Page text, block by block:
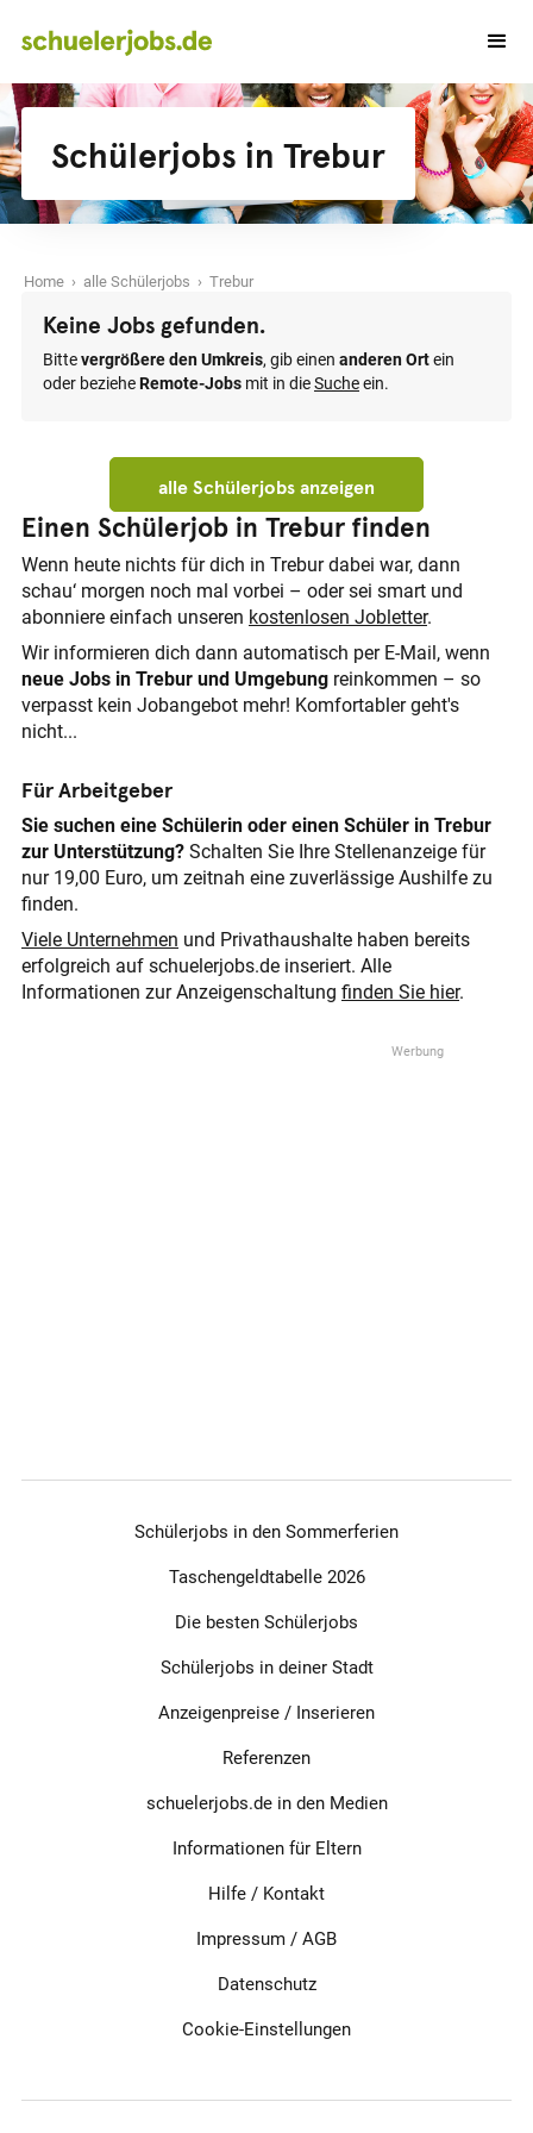
Schülerjobs in Trebur
Home › alle Schülerjobs › Trebur
Keine Jobs gefunden.
Bittevergrößere den Umkreis, gib einen anderen Ortein
oder bezieheRemote-Jobs mit in dieSucheein.
alle Schülerjobs anzeigen
Einen Schülerjob in Trebur finden
Wenn heute nichts für dich in Trebur dabei war, dann
schau‘ morgen noch mal vorbei – oder sei smart und
abonniere einfach unseren kostenlosen Jobletter.
Wir informieren dich dann automatisch per E-Mail, wenn
neue Jobs in Trebur und Umgebung reinkommen – so
verpasst kein Jobangebot mehr! Komfortabler geht's
nicht...
Für Arbeitgeber
Sie suchen eine Schülerin oder einen Schüler in Trebur
zur Unterstützung? Schalten Sie Ihre Stellenanzeige für
nur 19,00 Euro, um zeitnah eine zuverlässige Aushilfe zu
finden.
Viele Unternehmen und Privathaushalte haben bereits
erfolgreich auf schuelerjobs.de inseriert. Alle
Informationen zur Anzeigenschaltung finden Sie hier.
Schülerjobs in den Sommerferien
Taschengeldtabelle 2026
Die besten Schülerjobs
Schülerjobs in deiner Stadt
Anzeigenpreise / Inserieren
Referenzen
schuelerjobs.de in den Medien
Informationen für Eltern
Hilfe / Kontakt
Impressum / AGB
Datenschutz
Cookie-Einstellungen